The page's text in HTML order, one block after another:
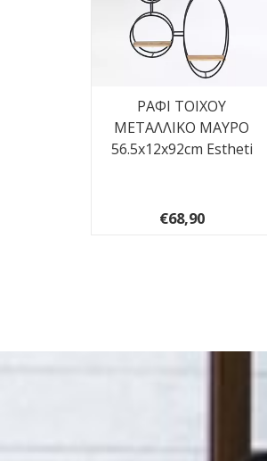
ΡΑΦΙ ΤΟΙΧΟΥ
ΜΕΤΑΛΛΙΚΟ ΜΑΥΡΟ
56.5x12x92cm Estheti
€68,90